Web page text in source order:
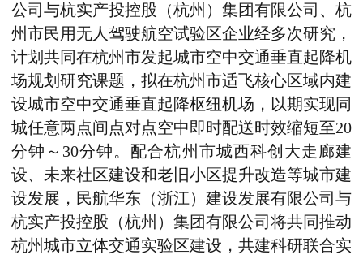
公司与杭实产投控股（杭州）集团有限公司、杭
州市民用无人驾驶航空试验区企业经多次研究，
计划共同在杭州市发起城市空中交通垂直起降机
场规划研究课题，拟在杭州市适飞核心区域内建
设城市空中交通垂直起降枢纽机场，以期实现同
城任意两点间点对点空中即时配送时效缩短至20
分钟～30分钟。配合杭州市城西科创大走廊建
设、未来社区建设和老旧小区提升改造等城市建
设发展，民航华东（浙江）建设发展有限公司与
杭实产投控股（杭州）集团有限公司将共同推动
杭州城市立体交通实验区建设，共建科研联合实